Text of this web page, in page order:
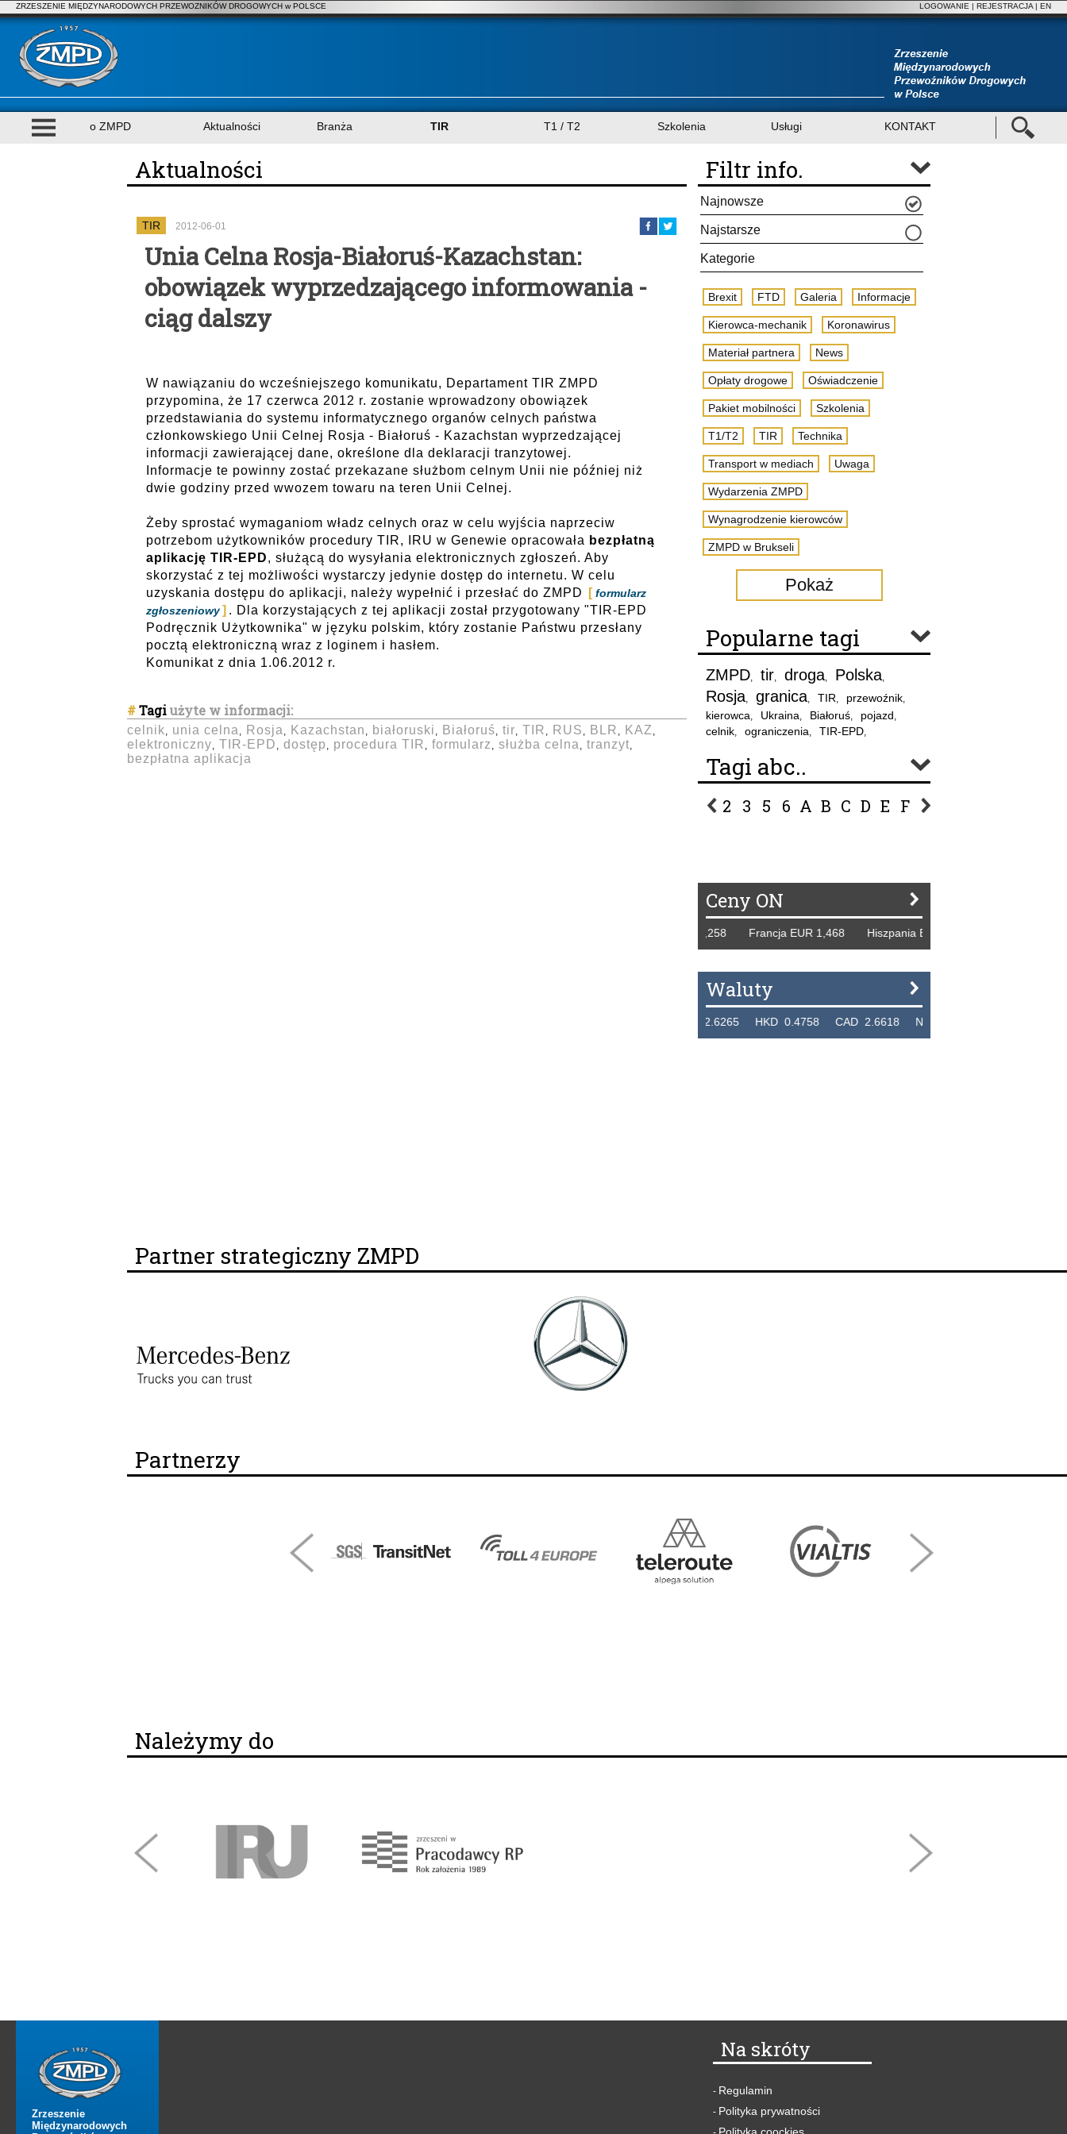
ZRZESZENIE MIĘDZYNARODOWYCH PRZEWOZNIKÓW DROGOWYCH w POLSCE LOGOWANIE | REJESTRACJA | EN
o ZMPD Aktualności Branża TIR T1 / T2 Szkolenia Usługi KONTAKT
Aktualności
TIR 2012-06-01
Unia Celna Rosja-Białoruś-Kazachstan:
obowiązek wyprzedzającego informowania -
ciąg dalszy
W nawiązaniu do wcześniejszego komunikatu, Departament TIR ZMPD
przypomina, że 17 czerwca 2012 r. zostanie wprowadzony obowiązek
przedstawiania do systemu informatycznego organów celnych państwa
członkowskiego Unii Celnej Rosja - Białoruś - Kazachstan wyprzedzającej
informacji zawierającej dane, określone dla deklaracji tranzytowej.
Informacje te powinny zostać przekazane służbom celnym Unii nie później niż
dwie godziny przed wwozem towaru na teren Unii Celnej.
Żeby sprostać wymaganiom władz celnych oraz w celu wyjścia naprzeciw
potrzebom użytkowników procedury TIR, IRU w Genewie opracowała bezpłatną
aplikację TIR-EPD, służącą do wysyłania elektronicznych zgłoszeń. Aby
skorzystać z tej możliwości wystarczy jedynie dostęp do internetu. W celu
uzyskania dostępu do aplikacji, należy wypełnić i przesłać do ZMPD
formularz
zgłoszeniowy
. Dla korzystających z tej aplikacji został przygotowany "TIR-EPD
Podręcznik Użytkownika" w języku polskim, który zostanie Państwu przesłany
pocztą elektroniczną wraz z loginem i hasłem.
Komunikat z dnia 1.06.2012 r.
#Tagiużyte w informacji:
celnik, unia celna , Rosja , Kazachstan , białoruski , Białoruś, tir, TIR , RUS , BLR , KAZ ,
elektroniczny, TIR-EPD , dostęp , procedura TIR , formularz , służba celna , tranzyt,
bezpłatna aplikacja
Filtr info.
Najnowsze
Najstarsze
Kategorie
Brexit FTD Galeria Informacje
Kierowca-mechanik Koronawirus
Materiał partnera News
Opłaty drogowe Oświadczenie
Pakiet mobilności Szkolenia
T1/T2 TIR Technika
Transport w mediach Uwaga
Wydarzenia ZMPD
Wynagrodzenie kierowców
ZMPD w Brukseli
Pokaż
Popularne tagi
ZMPD, tir, droga, Polska,
Rosja, granica, TIR, przewoźnik,
kierowca, Ukraina, Białoruś, pojazd,
celnik, ograniczenia, TIR-EPD,
Tagi abc..
2 3 5 6 A B C D E F G
Ceny ON
Tydzień 42/2019 r. Niemcy EUR 1,258 Francja EUR 1,468 Hiszpania EUR 1,229 WB GBP
Waluty
THB 0.1129 USD 3.7324 AUD 2.6265 HKD 0.4758 CAD 2.6618 NZD 2.1914 SGD 2.9123
Partner strategiczny ZMPD
Partnerzy
Należymy do
Zrzeszenie
Międzynarodowych
Na skróty
- Regulamin
- Polityka prywatności
Polityka coockies